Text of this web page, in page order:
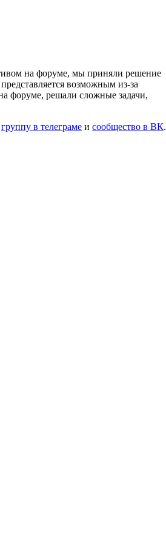
на форуме, мы приняли решение
возможным из-за
форуме, решали сложные задачи,
группу в телеграме и сообщество в ВК.